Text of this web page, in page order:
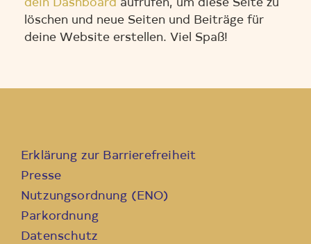
dein Dashboard aufrufen, um diese Seite zu
löschen und neue Seiten und Beiträge für
deine Website erstellen. Viel Spaß!
Erklärung zur Barrierefreiheit
Presse
Nutzungsordnung (ENO)
Parkordnung
Datenschutz